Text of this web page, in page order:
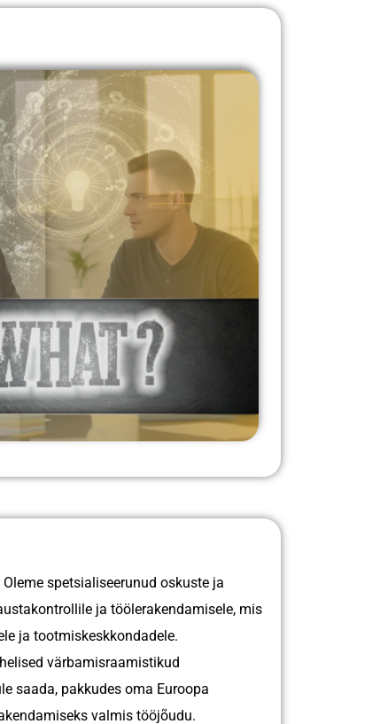
Oleme spetsialiseerunud oskuste ja
ja töölerakendamisele, mis
ja tootmiskeskkondadele.
värbamisraamistikud
saada, pakkudes oma Euroopa
valmis tööjõudu.